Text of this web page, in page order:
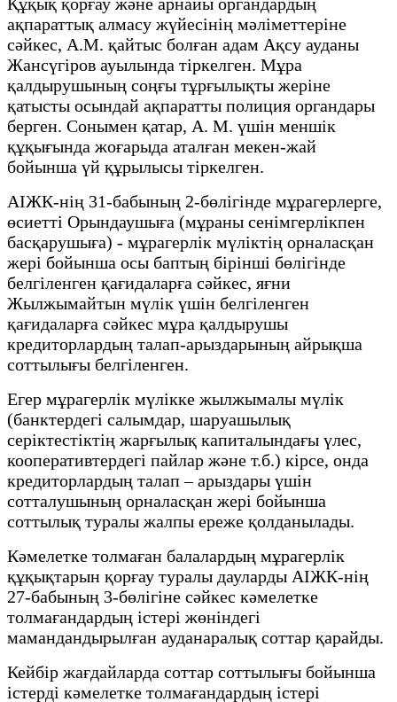
ақпараттық алмасу жүйесінің мәліметтеріне
сәйкес, А.М. қайтыс болған адам Ақсу ауданы
Жансүгіров ауылында тіркелген. Мұра
қалдырушының соңғы тұрғылықты жеріне
қатысты осындай ақпаратты полиция органдары
берген. Сонымен қатар, А. М. үшін меншік
құқығында жоғарыда аталған мекен-жай
бойынша үй құрылысы тіркелген.
АІЖК-нің 31-бабының 2-бөлігінде мұрагерлерге,
өсиетті Орындаушыға (мұраны сенімгерлікпен
басқарушыға) - мұрагерлік мүліктің орналасқан
жері бойынша осы баптың бірінші бөлігінде
белгіленген қағидаларға сәйкес, яғни
Жылжымайтын мүлік үшін белгіленген
қағидаларға сәйкес мұра қалдырушы
кредиторлардың талап-арыздарының айрықша
соттылығы белгіленген.
Егер мұрагерлік мүлікке жылжымалы мүлік
(банктердегі салымдар, шаруашылық
серіктестіктің жарғылық капиталындағы үлес,
кооперативтердегі пайлар және т.б.) кірсе, онда
кредиторлардың талап – арыздары үшін
сотталушының орналасқан жері бойынша
соттылық туралы жалпы ереже қолданылады.
Кәмелетке толмаған балалардың мұрагерлік
құқықтарын қорғау туралы дауларды АІЖК-нің
27-бабының 3-бөлігіне сәйкес кәмелетке
толмағандардың істері жөніндегі
мамандандырылған ауданаралық соттар қарайды.
Кейбір жағдайларда соттар соттылығы бойынша
істерді кәмелетке толмағандардың істері